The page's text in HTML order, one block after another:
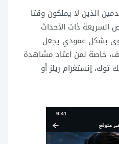
الذين لا يملكون وقتا
السريعة ذات الأحداث
بشكل عمودي يجعل
خاصة لمن اعتاد مشاهدة
إنستغرام ريلز أو